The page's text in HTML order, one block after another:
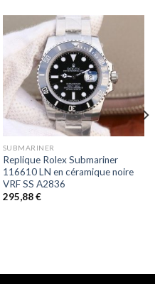
SUBMARINER
Replique Rolex Submariner
116610 LN en céramique noire
VRF SS A2836
295,88€